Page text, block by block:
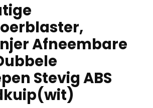
Afneembare
Stevig ABS